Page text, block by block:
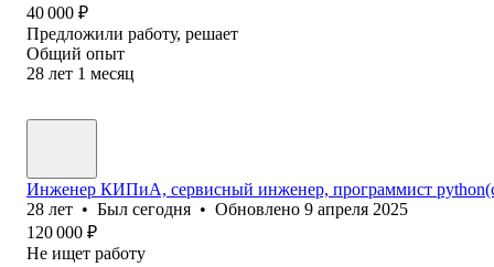
40 000 ₽
Предложили работу, решает
Общий опыт
28 лет 1 месяц
Инженер КИПиА, сервисный инженер, программист
28 лет • Был сегодня • Обновлено 9 апреля 2025
120 000 ₽
Не ищет работу